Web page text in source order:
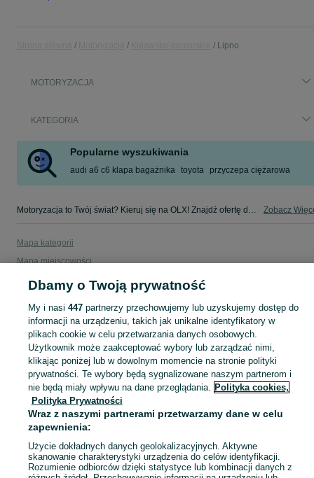
Lipno
MOTORYZACJA
KATEGORIA
Popularne wyszukiwania
audi a6 c6 klapa bagażnika toyota przyczepa ciężarowa
Motoryzacja to Twój świat? Kieruj się na OLX! Znajdź ofertę dla siebie w kategorii Motoryzacja na OLX - Lipno i okolice! Zobacz
Mapa kategorii
Mapa miejscowości
Mapa ministron
Dbamy o Twoją prywatność
My i nasi 447partnerzy przechowujemy lub uzyskujemy dostęp do
informacji na urządzeniu, takich jak unikalne identyfikatory w
plikach cookie w celu przetwarzania danych osobowych.
Użytkownik może zaakceptować wybory lub zarządzać nimi,
klikając poniżej lub w dowolnym momencie na stronie polityki
prywatności. Te wybory będą sygnalizowane naszym partnerom i
nie będą miały wpływu na dane przeglądania. Polityka cookies,
Polityka Prywatności
Wraz z naszymi partnerami przetwarzamy dane w celu
zapewnienia:
Użycie dokładnych danych geolokalizacyjnych. Aktywne
skanowanie charakterystyki urządzenia do celów identyfikacji.
Rozumienie odbiorców dzięki statystyce lub kombinacji danych z